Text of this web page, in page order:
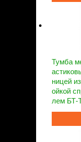
Тумба
ницей
ойкой
лем БТ-